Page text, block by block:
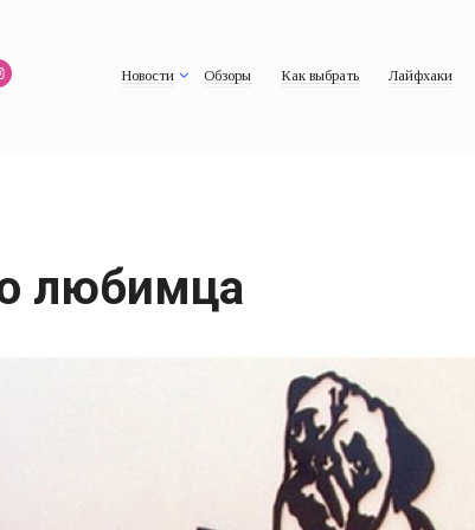
Новости Обзоры Как выбрать Лайфхаки
любимца